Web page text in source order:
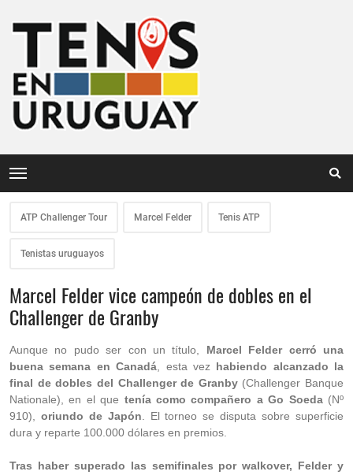
ATP Challenger Tour Marcel Felder Tenis ATP
Tenistas uruguayos
Marcel Felder vice campeón de dobles en el
Challenger de Granby
Aunque no pudo ser con un título, Marcel Felder cerró una
buena semana en Canadá , esta vez habiendo alcanzado la
final de dobles del Challenger de Granby(Challenger Banque
Nationale), en el que tenía como compañero a Go Soeda(Nº
910), oriundo de Japón . El torneo se disputa sobre superficie
dura y reparte 100.000 dólares en premios.
Tras haber superado las semifinales por walkover, Felder y